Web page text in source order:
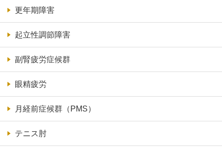
更年期障害
起立性調節障害
副腎疲労症候群
眼精疲労
月経前症候群（PMS）
テニス肘